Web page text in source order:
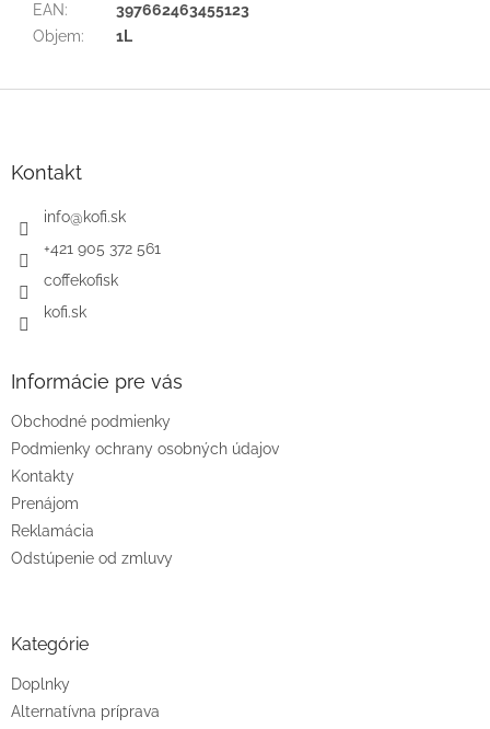
EAN:
397662463455123
Objem: 1L
Kontakt
info@kofi.sk
+421 905 372 561
coffekofisk
kofi.sk
Informácie pre vás
Obchodné podmienky
Podmienky ochrany osobných údajov
Kontakty
Prenájom
Reklamácia
Odstúpenie od zmluvy
Kategórie
Doplnky
Alternatívna príprava